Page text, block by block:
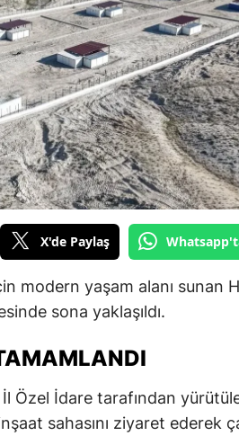
Çanakkale
Çankırı
X'de Paylaş
modern yaşam alanı sunan
sona yaklaşıldı.
Özel İdare tarafından
sahasını ziyaret ederek